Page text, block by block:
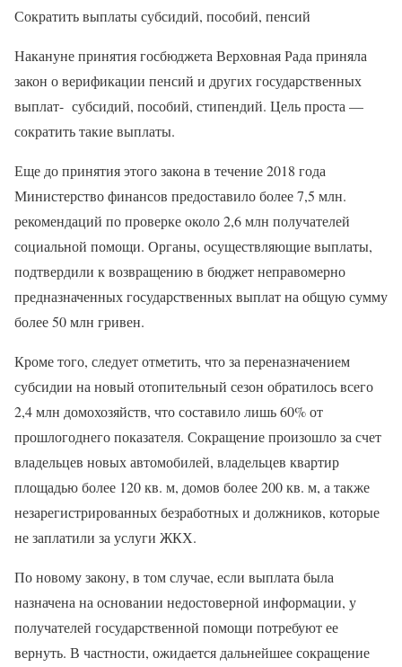
Сократить выплаты субсидий, пособий, пенсий
Накануне принятия госбюджета Верховная Рада приняла
закон о верификации пенсий и других государственных
выплат- субсидий, пособий, стипендий. Цель проста —
сократить такие выплаты.
Еще до принятия этого закона в течение 2018 года
Министерство финансов предоставило более 7,5 млн.
рекомендаций по проверке около 2,6 млн получателей
социальной помощи. Органы, осуществляющие выплаты,
подтвердили к возвращению в бюджет неправомерно
предназначенных государственных выплат на общую сумму
более 50 млн гривен.
Кроме того, следует отметить, что за переназначением
субсидии на новый отопительный сезон обратилось всего
2,4 млн домохозяйств, что составило лишь 60% от
прошлогоднего показателя. Сокращение произошло за счет
владельцев новых автомобилей, владельцев квартир
площадью более 120 кв. м, домов более 200 кв. м, а также
незарегистрированных безработных и должников, которые
не заплатили за услуги ЖКХ.
По новому закону, в том случае, если выплата была
назначена на основании недостоверной информации, у
получателей государственной помощи потребуют ее
вернуть. В частности, ожидается дальнейшее сокращение